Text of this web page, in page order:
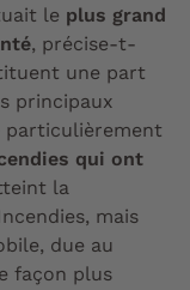
le plus grand
, précise-t-
une part
principaux
particulièrement
qui ont
la
mais
due au
façon plus